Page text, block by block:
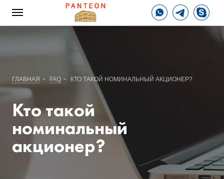
ГЛАВНАЯ - FAQ - КТО ТАКОЙ НОМИНАЛЬНЫЙ АКЦИОНЕР?
Кто такой
номинальный
акционер?